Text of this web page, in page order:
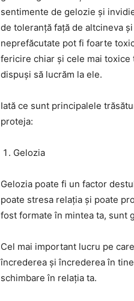
sentimente de gelozie și
de toleranță față de altcineva
neprefăcutate pot fi foarte
fericire chiar și cele mai toxice
dispuși să lucrăm la ele.
Iată ce sunt principalele
proteja:
Gelozia
Gelozia poate fi un factor
poate stresa relația și poate
fost formate în mintea ta, sunt
Cel mai important lucru pe
încrederea și încrederea în
schimbare în relația ta.